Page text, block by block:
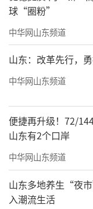
球“圈粉”
中华网山东频道
山东：改革先行，
中华网山东频道
便捷再升级！72/
山东有2个口岸
中华网山东频道
山东多地养生“夜
入潮流生活